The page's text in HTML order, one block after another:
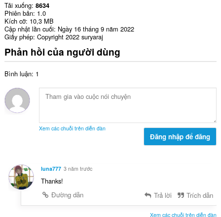
Tải xuống 8634
Phiên bản 1.0
Kích cỡ 10,3 MB
Cập nhật lần cuối Ngày 16 tháng 9 năm 2022
Giấy phép Copyright 2022 suryaraj
Phản hồi của người dùng
Bình luận: 1
Xem các chuỗi trên diễn đàn
Đăng nhập để đăng
luna777 3 năm trước
Thanks!
Đường dẫn
Trả lời Trích dẫn
Xem các chuỗi trên diễn đàn